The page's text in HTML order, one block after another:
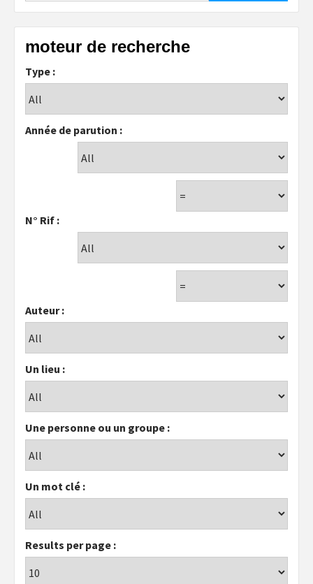
moteur de recherche
Type :
Année de parution :
N° Rif :
Auteur :
Un lieu :
Une personne ou un groupe :
Un mot clé :
Results per page :